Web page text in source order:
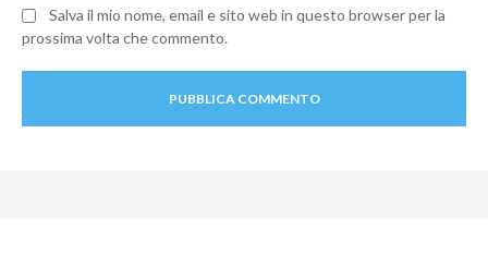
Salva il mio nome, email e sito web in questo browser per la
prossima volta che commento.